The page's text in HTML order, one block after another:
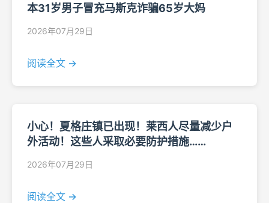
本31岁男子冒充马斯克诈骗65岁大妈
2026年07月29日
阅读全文 →
小心！夏格庄镇已出现！莱西人尽量减少户
外活动！这些人采取必要防护措施……
2026年07月29日
阅读全文 →